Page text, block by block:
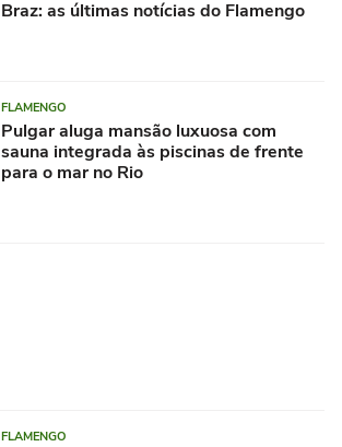
Braz: as últimas notícias do Flamengo
FLAMENGO
Pulgar aluga mansão luxuosa com
sauna integrada às piscinas de frente
para o mar no Rio
FLAMENGO